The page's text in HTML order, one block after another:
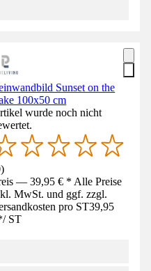
Sunset on the
100x50 cm
wurde noch nicht
)
— 39,95 € * Alle Preise
MwSt. und ggf. zzgl.
pro ST39,95
/ ST